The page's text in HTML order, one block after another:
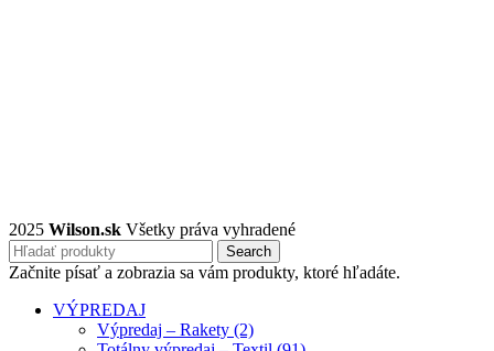
2025 Wilson.sk Všetky práva vyhradené
Search
Začnite písať a zobrazia sa vám produkty, ktoré hľadáte.
VÝPREDAJ
Výpredaj – Rakety (2)